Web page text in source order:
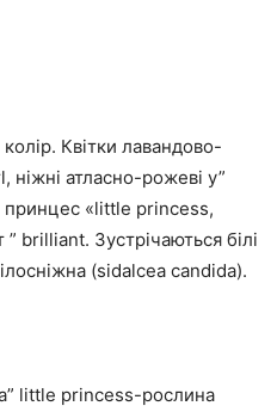
Квітки лавандово-
ніжні атласно-рожеві у”
принцес «little princess,
brilliant. Зустрічаються білі
(sidalcea candida).
little princess-рослина